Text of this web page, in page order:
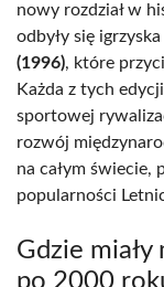
nowy rozdział w
odbyły się
(1996), które
Każda z tych
sportowej
rozwój
na całym świecie,
popularności
Gdzie
po 2000